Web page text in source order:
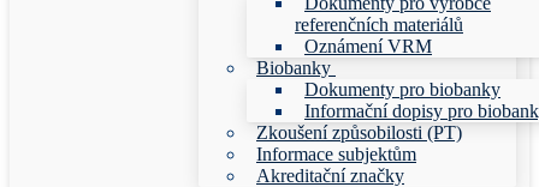
referenčních materiálů
Oznámení VRM
Biobanky
Dokumenty pro biobanky
Informační dopisy pro
Zkoušení způsobilosti (PT)
Informace subjektům
Akreditační značky